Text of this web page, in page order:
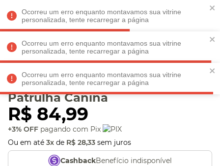
Ocorreu um erro enquanto montavamos sua vitrine
personalizada, tente recarregar a página
Ocorreu um erro enquanto montavamos sua vitrine
personalizada, tente recarregar a página
Ocorreu um erro enquanto montavamos sua vitrine
personalizada, tente recarregar a página
Faltam REGULAMENTO
Veja produtos perto de você! Informe seu CEP
Jogo Aventura Canina
Patrulha Canina
R$ 84,99
+3% OFF pagando com Pix
Ou em até 3x de R$ 28,33 sem juros
CashbackBenefício indisponível